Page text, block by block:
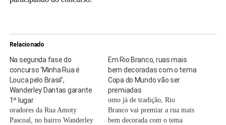
Relacionado
Na segunda fase do
concurso ‘Minha Rua é
Louca pelo Brasil’,
Wanderley Dantas garante
1º lugar
oradores da Rua Amoty
Pascoal, no bairro Wanderley
Em Rio Branco, ruas mais
bem decoradas com o tema
Copa do Mundo vão ser
premiadas
omo já de tradição, Rio
Branco vai premiar a rua mais
bem decorada com o tema